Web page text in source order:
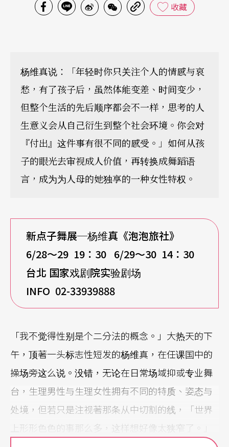
收藏
杨维真说：「年轻时你只关注个人的情感与哀
愁，有了孩子后，虽然体能变差、时间变少，
但整个生活的先后顺序都会不一样，思考的人
生意义会从自己衍生到整个社会环境。你会对
『付出』这件事有很不同的感受。」如何从孩
子的眼光去审视成人价值，再转换成舞蹈语
言，成为为人母的她独享的一种女性特权。
新点子舞展─杨维真《泡泡旅社》
6/28～29 19：30 6/29～30 14：30
台北 国家戏剧院实验剧场
INFO 02-33939888
「我不觉得性别是个二分法的概念。」大热天的下
午，顶著一头标志性短发的杨维真，在任课国中的
操场旁这么说。没错，无论在日常场域抑或专业舞
台，生理男性与生理女性拥有不同的特质、姿态与
处境，但若只是注视著那条从中切割的线，「世界
上形形色色的事那么多，这样想好像太狭窄了。」